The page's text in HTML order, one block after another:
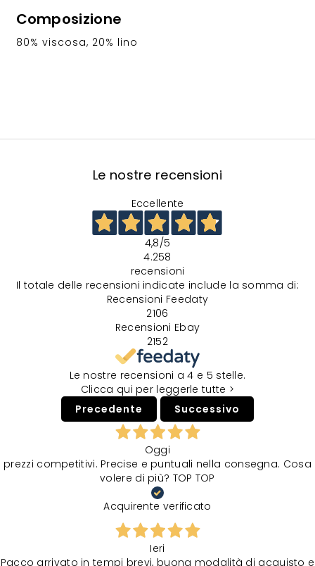
Composizione
80% viscosa, 20% lino
Le nostre recensioni
Eccellente
4,8/5
4.258
recensioni
Il totale delle recensioni indicate include la somma di:
Recensioni Feedaty
2106
Recensioni Ebay
2152
Le nostre recensioni a 4 e 5 stelle.
Clicca qui per leggerle tutte >
Precedente
Successivo
Oggi
prezzi competitivi. Precise e puntuali nella consegna. Cosa
volere di più? TOP TOP
Acquirente verificato
Ieri
Pacco arrivato in tempi brevi, buona modalità di acquisto e